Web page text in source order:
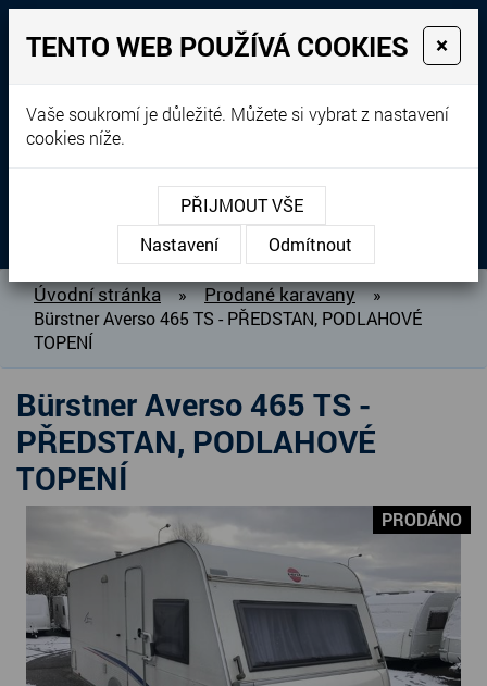
Prodej, dovoz, výkup a
pronájem karavanů
+420 604 760 364
MENU
O NÁS
BAZAR KARAVANŮ
PŘIPRAVUJEME DO PRODEJE
PRODANÉ KARAVANY
PŮJČOVNA KARAVANŮ
DOPLŇKY PRO KARAVANY
SERVIS KARAVANŮ
Úvodní stránka » Prodané karavany
»
Bürstner Averso 465 TS - PŘEDSTAN, PODLAHOVÉ
TOPENÍ
Bürstner Averso 465 TS -
PŘEDSTAN, PODLAHOVÉ
TOPENÍ
PRODÁNO
TENTO WEB POUŽÍVÁ COOKIES ×
Vaše soukromí je důležité. Můžete si vybrat z nastavení
cookies níže.
PŘIJMOUT VŠE
Nastavení
Odmítnout